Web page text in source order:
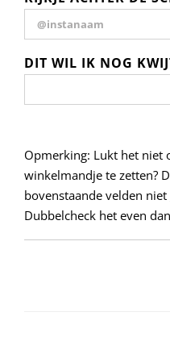
DIT WIL IK NOG
Opmerking: Lukt het niet
winkelmandje te zetten?
bovenstaande velden
Dubbelcheck het even